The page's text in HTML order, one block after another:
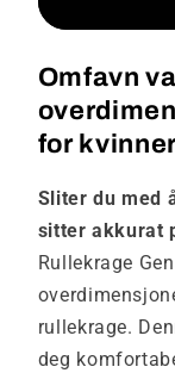
-
rullekrage
genser
Omfavn
for
Sliter du med
sitter akkurat
Rullekrage
rullekrage.
deg